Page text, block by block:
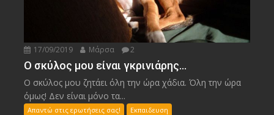
17/09/2019 Μάρσα 2
Ο σκύλος μου είναι γκρινιάρης…
Ο σκύλος μου ζητάει όλη την ώρα χάδια. Όλη την ώρα
όμως! Δεν είναι μόνο τα...
Απαντώ στις ερωτήσεις σας! Εκπαιδευση